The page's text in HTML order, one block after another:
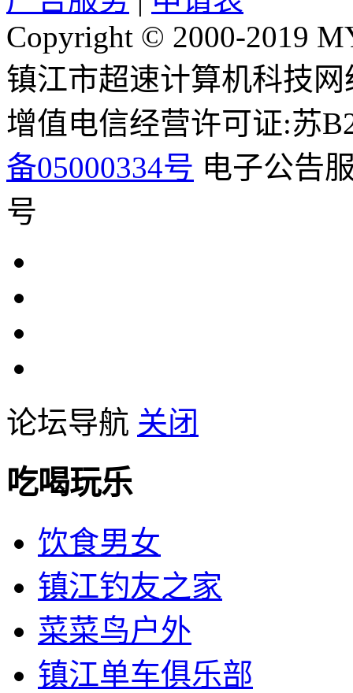
Copyright © 2000-2019
镇江市超速计算机科技
增值电信经营许可证:苏
备05000334号 电子公告
号
论坛导航 关闭
吃喝玩乐
饮食男女
镇江钓友之家
菜菜鸟户外
镇江单车俱乐部